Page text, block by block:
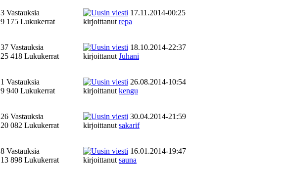
3 Vastauksia
9 175 Lukukerrat
17.11.2014-00:25
kirjoittanut repa
37 Vastauksia
25 418 Lukukerrat
18.10.2014-22:37
kirjoittanut Juhani
1 Vastauksia
9 940 Lukukerrat
26.08.2014-10:54
kirjoittanut kengu
26 Vastauksia
20 082 Lukukerrat
30.04.2014-21:59
kirjoittanut sakarif
8 Vastauksia
13 898 Lukukerrat
16.01.2014-19:47
kirjoittanut sauna